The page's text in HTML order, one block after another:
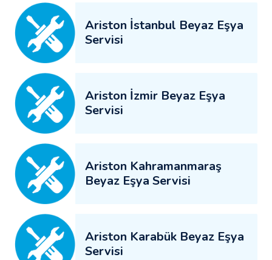
Ariston İstanbul Beyaz Eşya
Servisi
Ariston İzmir Beyaz Eşya
Servisi
Ariston Kahramanmaraş
Beyaz Eşya Servisi
Ariston Karabük Beyaz Eşya
Servisi